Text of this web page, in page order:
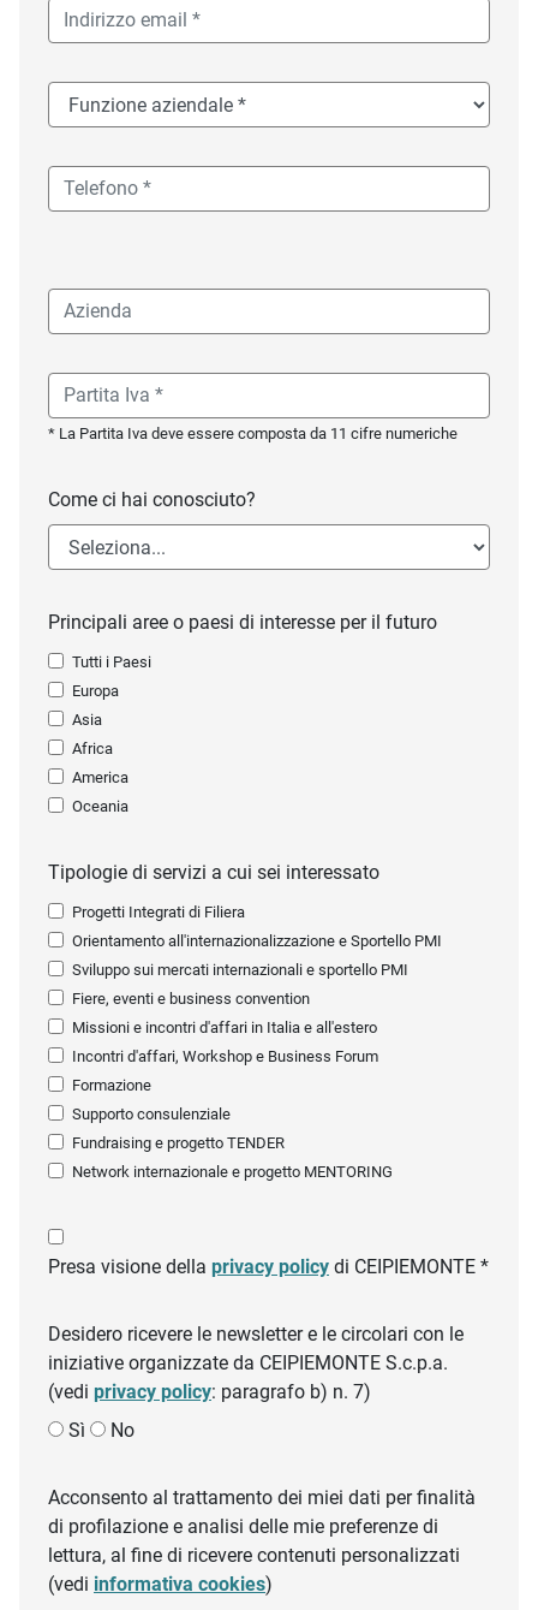
* La Partita Iva deve essere composta da 11 cifre numeriche
Come ci hai conosciuto?
Principali aree o paesi di interesse per il futuro
Tutti i Paesi
Europa
Asia
Africa
America
Oceania
Tipologie di servizi a cui sei interessato
Progetti Integrati di Filiera
Orientamento all'internazionalizzazione e Sportello PMI
Sviluppo sui mercati internazionali e sportello PMI
Fiere, eventi e business convention
Missioni e incontri d'affari in Italia e all'estero
Incontri d'affari, Workshop e Business Forum
Formazione
Supporto consulenziale
Fundraising e progetto TENDER
Network internazionale e progetto MENTORING
Presa visione della privacy policy di CEIPIEMONTE *
Desidero ricevere le newsletter e le circolari con le
iniziative organizzate da CEIPIEMONTE S.c.p.a.
(vedi privacy policy: paragrafo b) n. 7)
Sì
No
Acconsento al trattamento dei miei dati per finalità
di profilazione e analisi delle mie preferenze di
lettura, al fine di ricevere contenuti personalizzati
(vedi informativa cookies)